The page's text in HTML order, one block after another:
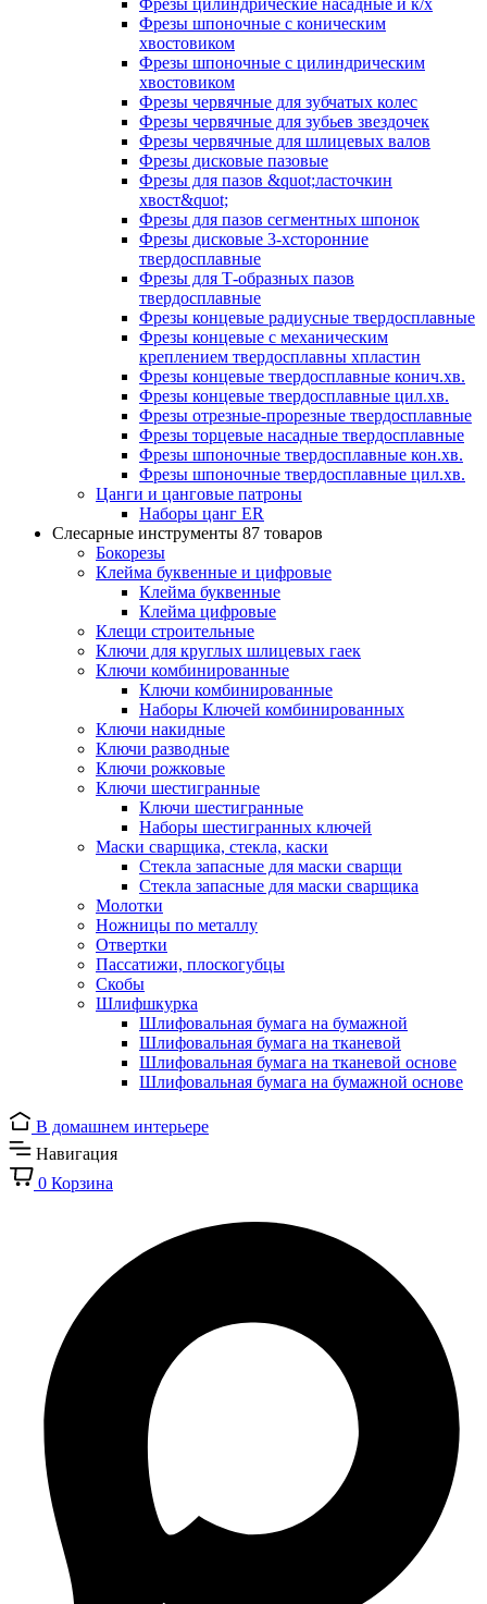
Фрезы цилиндрические насадные и к/х
Фрезы шпоночные с коническим
хвостовиком
Фрезы шпоночные с цилиндрическим
хвостовиком
Фрезы червячные для зубчатых колес
Фрезы червячные для зубьев звездочек
Фрезы червячные для шлицевых валов
Фрезы дисковые пазовые
Фрезы для пазов &quot;ласточкин
хвост&quot;
Фрезы для пазов сегментных шпонок
Фрезы дисковые 3-хсторонние
твердосплавные
Фрезы для Т-образных пазов
твердосплавные
Фрезы концевые радиусные твердосплавные
Фрезы концевые с механическим
креплением твердосплавны хпластин
Фрезы концевые твердосплавные конич.хв.
Фрезы концевые твердосплавные цил.хв.
Фрезы отрезные-прорезные твердосплавные
Фрезы торцевые насадные твердосплавные
Фрезы шпоночные твердосплавные кон.хв.
Фрезы шпоночные твердосплавные цил.хв.
Цанги и цанговые патроны
Наборы цанг ER
Слесарные инструменты 87 товаров
Бокорезы
Клейма буквенные и цифровые
Клейма буквенные
Клейма цифровые
Клещи строительные
Ключи для круглых шлицевых гаек
Ключи комбинированные
Ключи комбинированные
Наборы Ключей комбинированных
Ключи накидные
Ключи разводные
Ключи рожковые
Ключи шестигранные
Ключи шестигранные
Наборы шестигранных ключей
Маски сварщика, стекла, каски
Стекла запасные для маски сварщи
Стекла запасные для маски сварщика
Молотки
Ножницы по металлу
Отвертки
Пассатижи, плоскогубцы
Скобы
Шлифшкурка
Шлифовальная бумага на бумажной
Шлифовальная бумага на тканевой
Шлифовальная бумага на тканевой основе
Шлифовальная бумага на бумажной основе
В домашнем интерьере
Навигация
0 Корзина